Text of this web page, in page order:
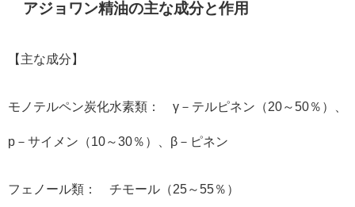
アジョワン精油の主な成分と作用
【主な成分】
モノテルペン炭化水素類： γ－テルピネン（20～50％）、
p－サイメン（10～30％）、β－ピネン
フェノール類： チモール（25～55％）